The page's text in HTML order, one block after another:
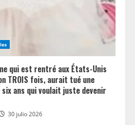
qui est rentré aux États-Unis
TROIS fois, aurait tué une
ans qui voulait juste devenir
30 julio 2026